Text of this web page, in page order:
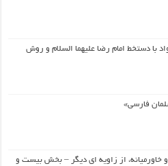
با دستخط امام رضا علیهما السلام و روش
فارسی»
خاورمیانه، از زاویه ای دیگر – بخش بیست و